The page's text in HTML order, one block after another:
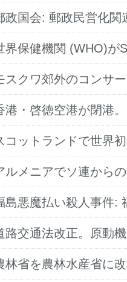
政国会: 郵政民営化関
界保健機関 (WHO)が
スクワ郊外のコンサ
港・啓徳空港が閉港
コットランドで世界
ルメニアでソ連から
島悪魔払い殺人事件:
路交通法改正。原動
林省を農林水産省に改